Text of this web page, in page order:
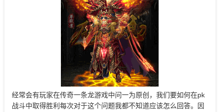
经常会有玩家在传奇一条龙游戏中问一为原创，我们要如何在pk
战斗中取得胜利每次对于这个问题我都不知道应该怎么回答。因